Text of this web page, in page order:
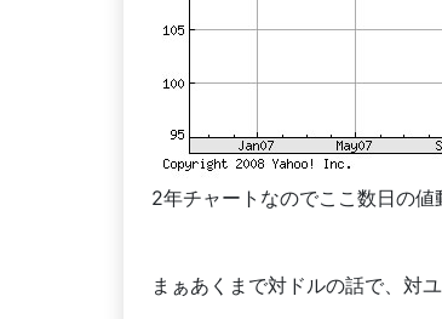
2年チャートなのでここ数日の値
まぁあくまで対ドルの話で、対